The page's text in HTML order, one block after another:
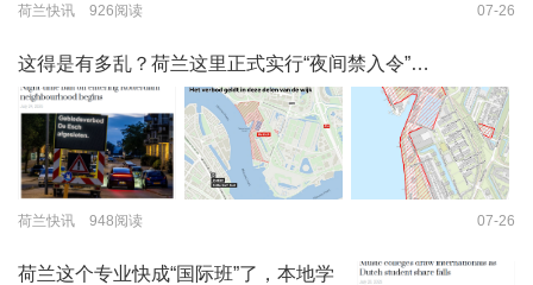
荷兰快讯 926阅读 07-26
这得是有多乱？荷兰这里正式实行“夜间禁入令”…
荷兰快讯 948阅读 07-26
荷兰这个专业快成“国际班”了，本地学